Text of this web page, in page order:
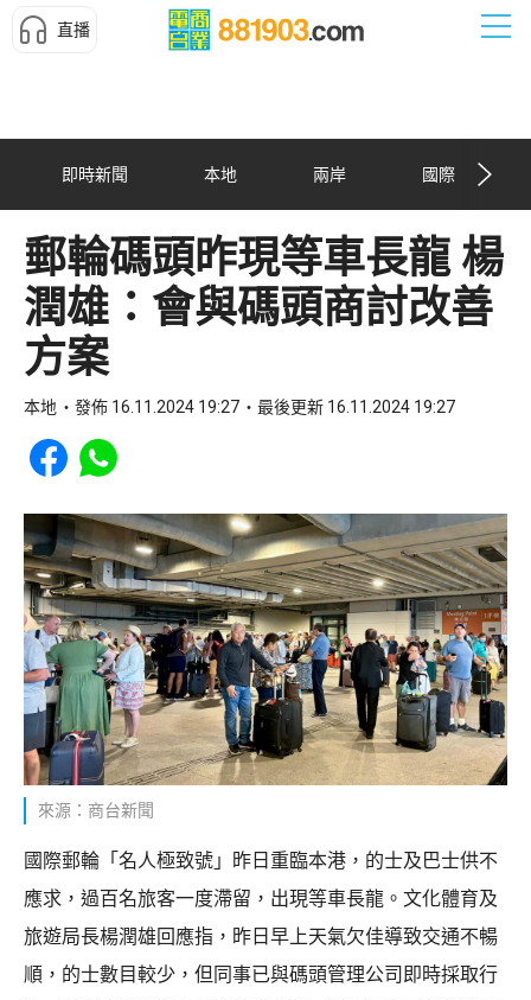
直播
即時新聞 本地 兩岸 國際
郵輪碼頭昨現等車長龍 楊
潤雄：會與碼頭商討改善
方案
本地 發佈 16.11.2024 19:27 最後更新 16.11.2024 19:27
Share to Facebook
Share to WhatsApp
來源：商台新聞
國際郵輪「名人極致號」昨日重臨本港，的士及巴士供不
應求，過百名旅客一度滯留，出現等車長龍。文化體育及
旅遊局長楊潤雄回應指，昨日早上天氣欠佳導致交通不暢
順，的士數目較少，但同事已與碼頭管理公司即時採取行